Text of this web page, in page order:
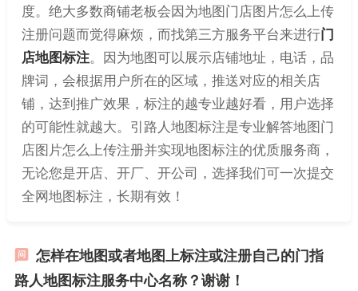
度。绝大多数商铺老板会因为地图门店图片怎么上传
注册问题而觉得麻烦，而找第三方服务平台来进行门
店地图标注。因为地图可以展示店铺地址，电话，品
牌词，会根据用户所在的区域，推送对应的相关店
铺，达到推广效果，标注的越专业越好看，用户选择
的可能性就越大。引路人地图标注是专业解答地图门
店图片怎么上传注册并实现地图标注的优质服务商，
无论您是开店、开厂、开公司，选择我们可一次提交
全网地图标注，长期有效！
怎样在地图或者地图上标注或注册自己的门指
路人地图标注服务中心名称？谢谢！